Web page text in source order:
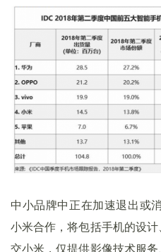
中小品牌中正在加速退出或
小米合作，将包括手机的设
交小米，仅提供影像技术服